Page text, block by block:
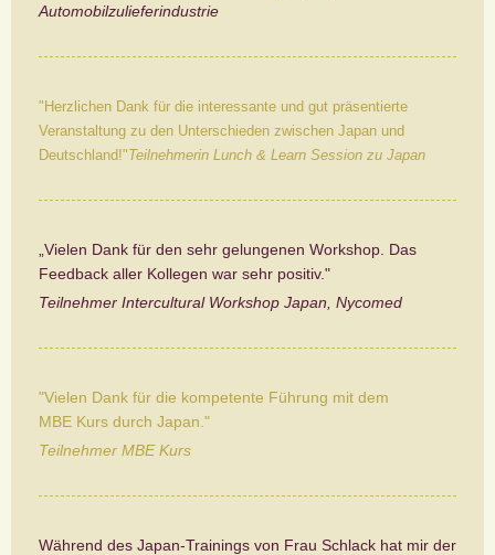
Automobilzulieferindustrie
"Herzlichen Dank für die interessante und gut präsentierte
Veranstaltung zu den Unterschieden zwischen Japan und
Deutschland!"Teilnehmerin Lunch & Learn Session zu Japan
„Vielen Dank für den sehr gelungenen Workshop. Das
Feedback aller Kollegen war sehr positiv."
Teilnehmer Intercultural Workshop Japan, Nycomed
"Vielen Dank für die kompetente Führung mit dem
MBE Kurs durch Japan."
Teilnehmer MBE Kurs
Während des Japan-Trainings von Frau Schlack hat mir der